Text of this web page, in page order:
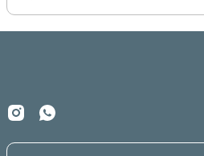
Ürün bilgilerinde hatalar bulunuyor.